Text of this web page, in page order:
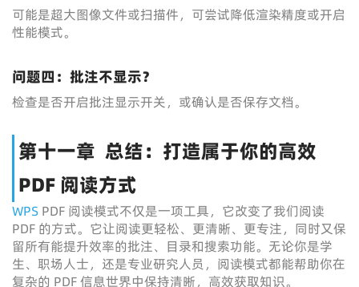
可能是超大图像文件或扫描件，可尝试降低渲染精度或开启
性能模式。
问题四：批注不显示？
检查是否开启批注显示开关，或确认是否保存文档。
第十一章 总结：打造属于你的高效
PDF 阅读方式
WPS PDF 阅读模式不仅是一项工具，它改变了我们阅读
PDF 的方式。它让阅读更轻松、更清晰、更专注，同时又保
留所有能提升效率的批注、目录和搜索功能。无论你是学
生、职场人士，还是专业研究人员，阅读模式都能帮助你在
复杂的 PDF 信息世界中保持清晰，高效获取知识。